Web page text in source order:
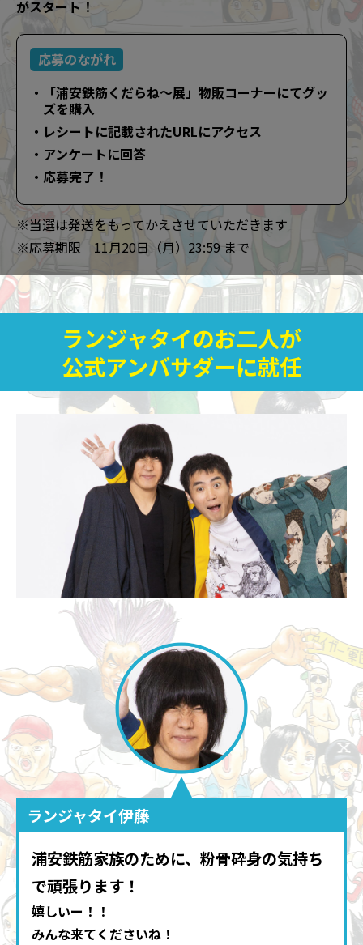
がスタート！
応募のながれ
・「浦安鉄筋くだらね～展」物販コーナーにてグッ
ズを購入
・レシートに記載されたURLにアクセス
・アンケートに回答
・応募完了！
※当選は発送をもってかえさせていただきます
※応募期限 11月20日（月）23:59 まで
ランジャタイのお二人が
公式アンバサダーに就任
ランジャタイ伊藤
浦安鉄筋家族のために、粉骨砕身の気持ち
で頑張ります！
嬉しいー！！
みんな来てくださいね！